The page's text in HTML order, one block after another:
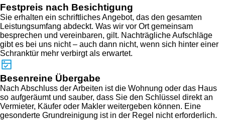
Festpreis nach Besichtigung
Sie erhalten ein schriftliches Angebot, das den gesamten
Leistungsumfang abdeckt. Was wir vor Ort gemeinsam
besprechen und vereinbaren, gilt. Nachträgliche Aufschläge
gibt es bei uns nicht – auch dann nicht, wenn sich hinter einer
Schranktür mehr verbirgt als erwartet.
Besenreine Übergabe
Nach Abschluss der Arbeiten ist die Wohnung oder das Haus
so aufgeräumt und sauber, dass Sie den Schlüssel direkt an
Vermieter, Käufer oder Makler weitergeben können. Eine
gesonderte Grundreinigung ist in der Regel nicht erforderlich.